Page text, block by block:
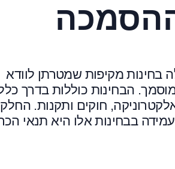
מקיפות שמטרתן לוודא
הבחינות כוללות בדרך
חוקים ותקנות. החלק
בבחינות אלו היא תנאי